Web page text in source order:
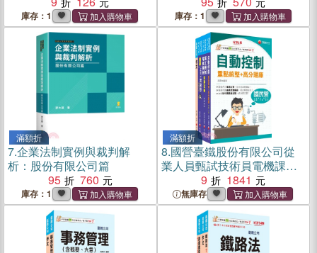
庫存：1 庫存：1
滿額折
7.企業法制實例與裁判解
析：股份有限公司篇
95
760
庫存：1
滿額折
8.國營臺鐵股份有限公司從
業人員甄試技術員電機課文
版套書（共四冊）
9 1841
無庫存